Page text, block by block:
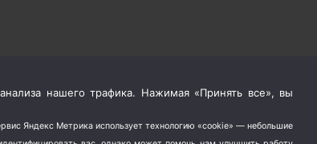
нашего трафика. Нажимая «Принять все», вы
Яндекс Метрика использует технологию «cookie» — небольшие